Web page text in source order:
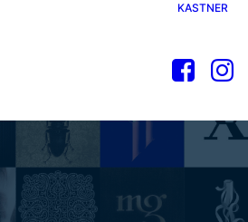
KASTNER